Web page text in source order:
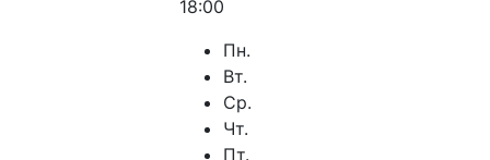
18:00
Пн.
Вт.
Ср.
Чт.
Пт.